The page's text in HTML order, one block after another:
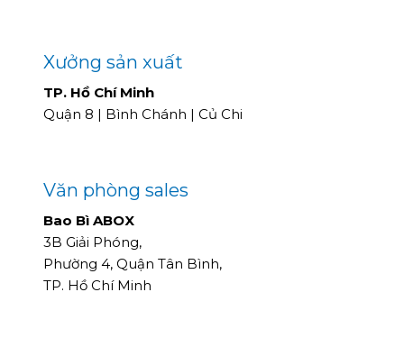
Xưởng sản xuất
TP. Hồ Chí Minh
Quận 8 | Bình Chánh | Củ Chi
Văn phòng sales
Bao Bì ABOX
3B Giải Phóng,
Phường 4, Quận Tân Bình,
TP. Hồ Chí Minh